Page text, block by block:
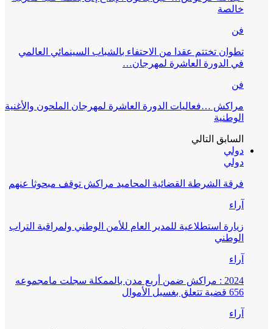
خالصة
فن
تطوان تختتم عقدا من الاحتفاء بالشباب السينمائي العالمي
في الدورة العاشرة لمهرجان…
فن
مراكش …فعاليات الدورة العاشرة لمهرجان الملحون والأغنية
الوطنية
السابق التالي
دولي
دولي
فرقة الشرطة القضائية المحاميد مراكش توقف مبحوثا عنهم
آراء
زيارة استطلاعية للمدير العام للأمن الوطني ولمراقبة التراب
الوطني
آراء
2024 : مراكش ضمن أربع مدن بالممكلة سجلت مامجموعه
656 قضية تتعلق بغسيل الأموال
آراء